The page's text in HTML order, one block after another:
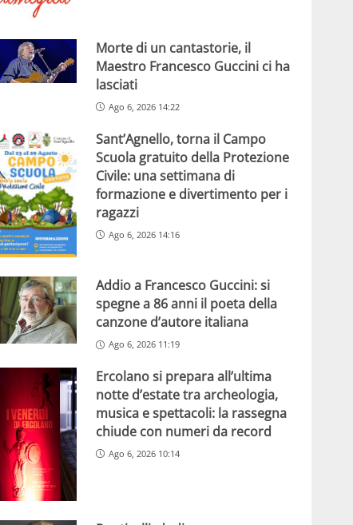
Morte di un cantastorie, il
Maestro Francesco Guccini ci ha
lasciati
Ago 6, 2026 14:22
Sant’Agnello, torna il Campo
Scuola gratuito della Protezione
Civile: una settimana di
formazione e divertimento per i
ragazzi
Ago 6, 2026 14:16
Addio a Francesco Guccini: si
spegne a 86 anni il poeta della
canzone d’autore italiana
Ago 6, 2026 11:19
Ercolano si prepara all’ultima
notte d’estate tra archeologia,
musica e spettacoli: la rassegna
chiude con numeri da record
Ago 6, 2026 10:14